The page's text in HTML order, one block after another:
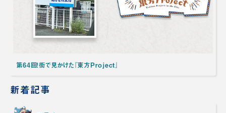
第64回！街で見かけた『東方Project』
新着記事